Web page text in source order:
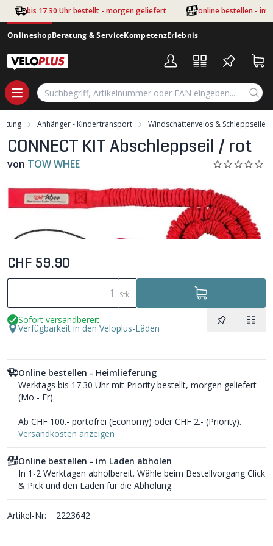
Zum Hauptinhalt springen
bis 17.30 Uhr bestellt - morgen geliefert online bestellen - im
OnlineshopBeratung & ServiceKompetenzErlebnis
Anhänger - Kindertransport Windschattenvelos & Schleppseile
CONNECT KIT Abschleppseil / rot
von TOW WHEE
CHF 59.90
Stk
Sofort versandbereit
Verfügbarkeit in den Veloplus-Läden
Online bestellen - Heimlieferung
Werktags bis 17.30 Uhr mit Priority bestellt, morgen geliefert
(Mo - Fr).
Ab CHF 100.- portofrei (Economy) oder CHF 2.- (Priority).
Versandkosten anzeigen
Online bestellen - im Laden abholen
In 1-2 Werktagen abholbereit. Wähle beim Bestellvorgang Click
& Pick und den Laden für die Abholung.
Artikel-Nr: 2223642